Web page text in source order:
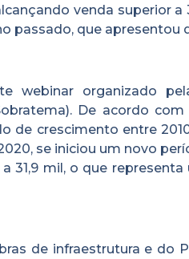
venda superior a
passado, que apresentou
webinar organizado
De acordo
de crescimento entre
se iniciou um novo
31,9 mil, o que
de infraestrutura e do